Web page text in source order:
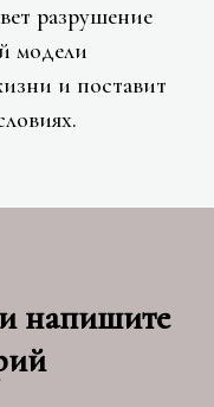
разрушение
модели
и поставит
напишите